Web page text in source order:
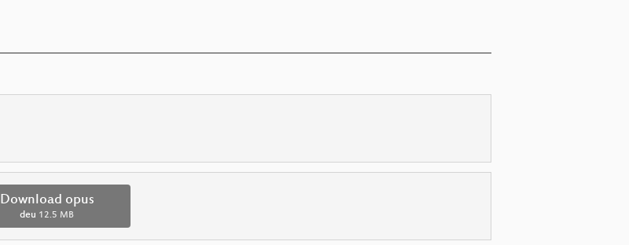
Download opus
deu 12.5 MB